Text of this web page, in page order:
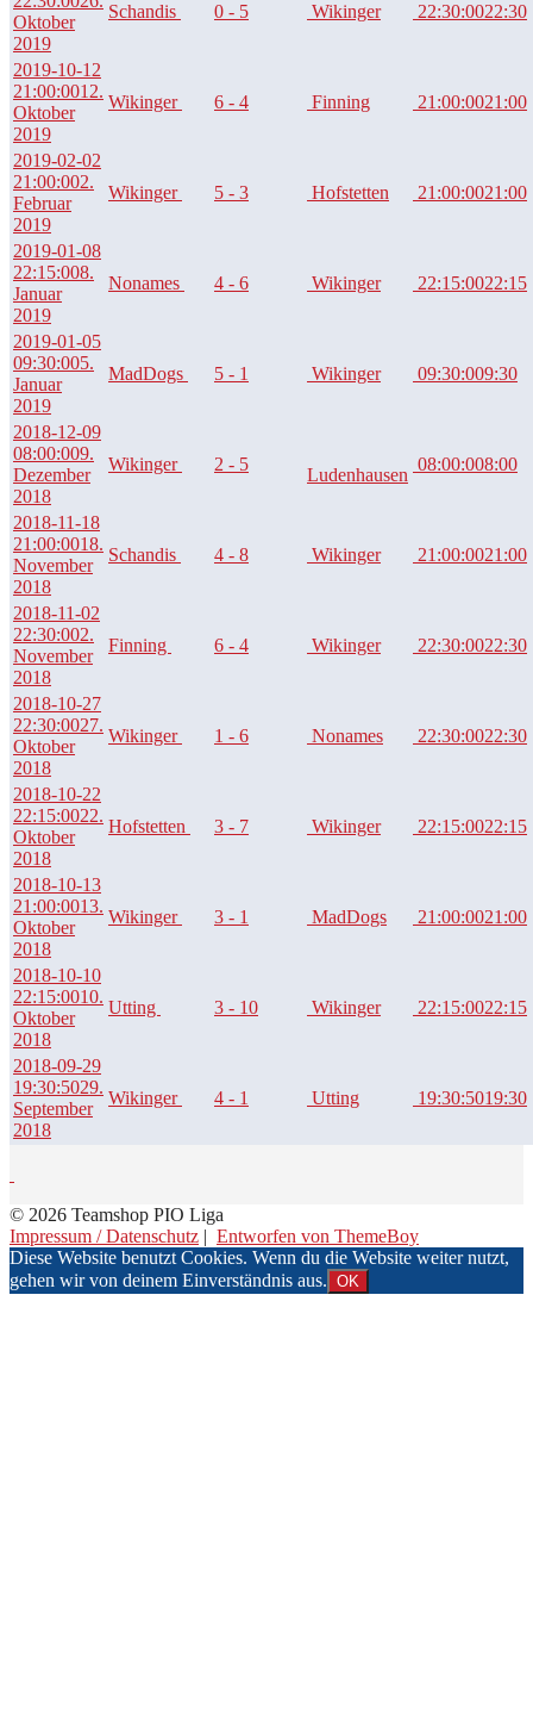
Oktober
2019
Schandis 0 - 5 Wikinger 22:30:0022:30
2019-10-12
21:00:0012.
Oktober
2019
Wikinger 6 - 4 Finning 21:00:0021:00
2019-02-02
21:00:002.
Februar
2019
Wikinger 5 - 3 Hofstetten 21:00:0021:00
2019-01-08
22:15:008.
Januar
2019
Nonames 4 - 6 Wikinger 22:15:0022:15
2019-01-05
09:30:005.
Januar
2019
MadDogs 5 - 1 Wikinger 09:30:009:30
2018-12-09
08:00:009.
Dezember
2018
Wikinger 2 - 5
Ludenhausen
08:00:008:00
2018-11-18
21:00:0018.
November
2018
Schandis 4 - 8 Wikinger 21:00:0021:00
2018-11-02
22:30:002.
November
2018
Finning 6 - 4 Wikinger 22:30:0022:30
2018-10-27
22:30:0027.
Oktober
2018
Wikinger 1 - 6 Nonames 22:30:0022:30
2018-10-22
22:15:0022.
Oktober
2018
Hofstetten 3 - 7 Wikinger 22:15:0022:15
2018-10-13
21:00:0013.
Oktober
2018
Wikinger 3 - 1 MadDogs 21:00:0021:00
2018-10-10
22:15:0010.
Oktober
2018
Utting 3 - 10 Wikinger 22:15:0022:15
2018-09-29
19:30:5029.
September
2018
Wikinger 4 - 1 Utting 19:30:5019:30
© 2026 Teamshop PIO Liga
Impressum / Datenschutz | Entworfen von ThemeBoy
Diese Website benutzt Cookies. Wenn du die Website weiter nutzt,
gehen wir von deinem Einverständnis aus. OK